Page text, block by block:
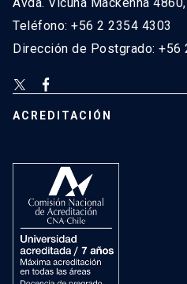
Teléfono: +56 2 2354 4303
Dirección de Postgrado: +56
ACREDITACIÓN